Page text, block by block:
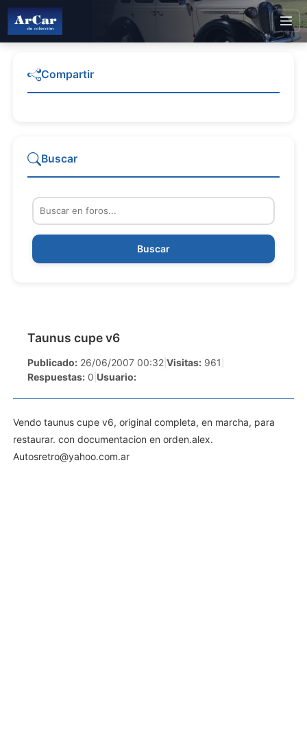
Taunus cupe v6
Publicado: 26/06/2007 00:32 Visitas: 961
Respuestas: 0 Usuario:
Vendo taunus cupe v6, original completa, en marcha, para
restaurar. con documentacion en orden.alex.
Autosretro@yahoo.com.ar
Compartir
Buscar
Buscar